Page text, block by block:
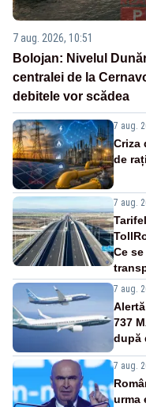
7 aug. 2026, 10:51
Bolojan: Nivelul
centralei de la
debitele vor scădea
7 aug.
Criza
de
7 aug.
Ce
7 aug.
737
după
7 aug.
urma